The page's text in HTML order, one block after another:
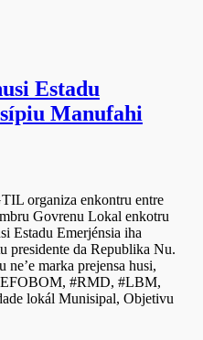
Estadu
Manufahi
organiza enkontru entre
Govrenu Lokal enkotru
Estadu Emerjénsia iha
presidente da Republika Nu.
marka prejensa husi,
#RMD, #LBM,
lokál Munisipal, Objetivu